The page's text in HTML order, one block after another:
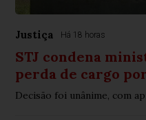
Justiça Há 18 horas
STJ condena
perda de cargo
Decisão foi unânime, com